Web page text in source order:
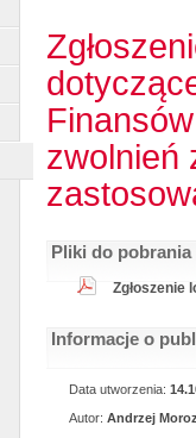
zwolnień
Pliki do pobrania
Zgłoszenie
Informacje o
Data utworzenia:
Autor: Andrzej